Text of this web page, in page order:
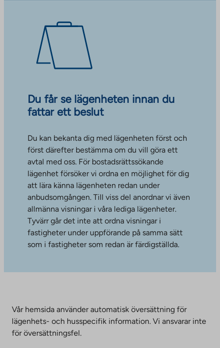
Du får se lägenheten innan du
fattar ett beslut
Du kan bekanta dig med lägenheten först och
först därefter bestämma om du vill göra ett
avtal med oss. För bostadsrättssökande
lägenhet försöker vi ordna en möjlighet för dig
att lära känna lägenheten redan under
anbudsomgången. Till viss del anordnar vi även
allmänna visningar i våra lediga lägenheter.
Tyvärr går det inte att ordna visningar i
fastigheter under uppförande på samma sätt
som i fastigheter som redan är färdigställda.
Vår hemsida använder automatisk översättning för
lägenhets- och husspecifik information. Vi ansvarar inte
för översättningsfel.